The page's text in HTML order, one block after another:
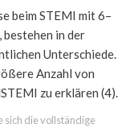
beim STEMI mit 6–
bestehen in der
Unterschiede.
Anzahl von
zu erklären (4).
sich die vollständige